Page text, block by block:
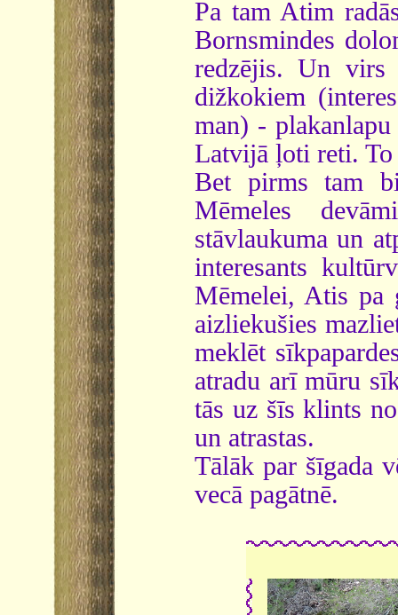
Pa tam Atim
Bornsmindes
redzējis. Un virs
dižkokiem
man) -
Latvijā ļoti reti. To
Bet pirms tam
Mēmeles
stāvlaukuma un
interesants
Mēmelei, Atis pa
aizliekušies
meklēt
atradu arī mūru
tās uz šīs klints
un atrastas.
Tālāk par šīgada
vecā pagātnē.